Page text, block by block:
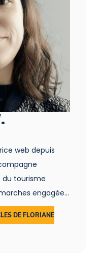
web depuis
du tourisme
engagées.
univers, je mets
œuvrent pour
une pratique
DE FLORIANE